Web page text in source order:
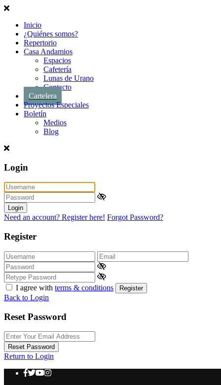
Inicio
¿Quiénes somos?
Repertorio
Casa Andamios
Espacios
Cafetería
Lunas de Urano
Contacto
Cartelera
Proyectos Especiales
Boletín
Medios
Blog
Login
Login
Need an account? Register here! Forgot Password?
Register
I agree with terms & conditions Register
Back to Login
Reset Password
Reset Password
Return to Login